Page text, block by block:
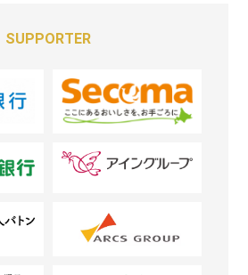
SUPPORTER